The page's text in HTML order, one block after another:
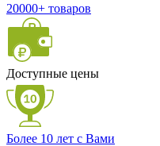
20000+ товаров
Доступные цены
Более 10 лет с Вами